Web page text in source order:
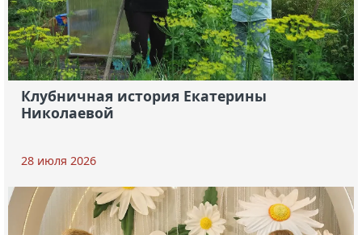
Клубничная история Екатерины
Николаевой
28 июля 2026